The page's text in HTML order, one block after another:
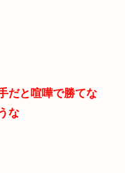
だと喧嘩で勝てな
な